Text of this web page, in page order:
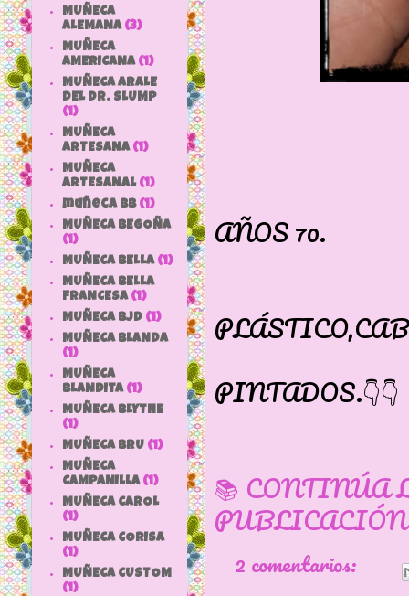
AÑOS 70.
PINTADOS.👇👇
📚 CONTINÚA
2 comentarios:
MUÑECA
ALEMANA (3)
MUÑECA
AMERICANA (1)
MUÑECA ARALE
DEL DR. SLUMP
(1)
MUÑECA
ARTESANA (1)
MUÑECA
ARTESANAL (1)
muñeca bb (1)
MUÑECA BEGOÑA
(1)
MUÑECA BELLA (1)
MUÑECA BELLA
FRANCESA (1)
MUÑECA BJD (1)
MUÑECA BLANDA
(1)
MUÑECA
BLANDITA (1)
MUÑECA BLYTHE
(1)
MUÑECA BRU (1)
MUÑECA
CAMPANILLA (1)
MUÑECA CAROL
(1)
MUÑECA CORISA
(1)
MUÑECA CUSTOM
(1)